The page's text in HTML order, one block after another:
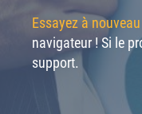
Essayez à nouveau
navigateur ! Si le
support.